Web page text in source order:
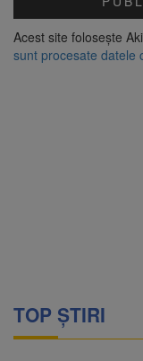
Acest site folosește
sunt procesate datele
TOP ȘTIRI